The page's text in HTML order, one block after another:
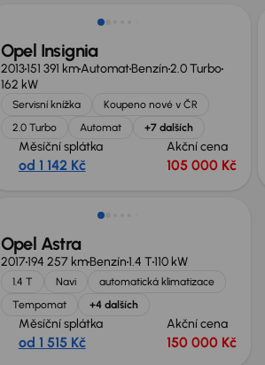
Opel Insignia
2013151 391 kmAutomatBenzín2.0 Turbo
162 kW
Servisní knížka
Koupeno nové v ČR
2.0 Turbo
Automat +7 dalších
Měsíční splátka
od 1 142 Kč
Akční cena
105 000 Kč
Opel Astra
2017194 257 kmBenzín1.4 T110 kW
1.4 T Navi
automatická klimatizace
Tempomat
+4 dalších
Měsíční splátka
od 1 515 Kč
Akční cena
150 000 Kč